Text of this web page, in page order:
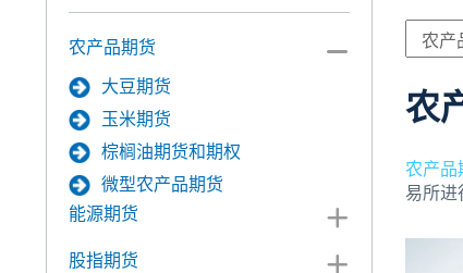
农产品期货
大豆期货
玉米期货
棕榈油期货和期权
微型农产品期货
能源期货
股指期货
农
农产品
易所进